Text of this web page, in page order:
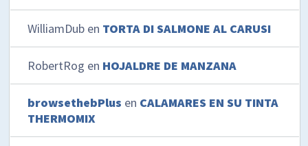
WilliamDub en TORTA DI SALMONE AL CARUSI
RobertRog en HOJALDRE DE MANZANA
browsethebPlus en CALAMARES EN SU TINTA
THERMOMIX